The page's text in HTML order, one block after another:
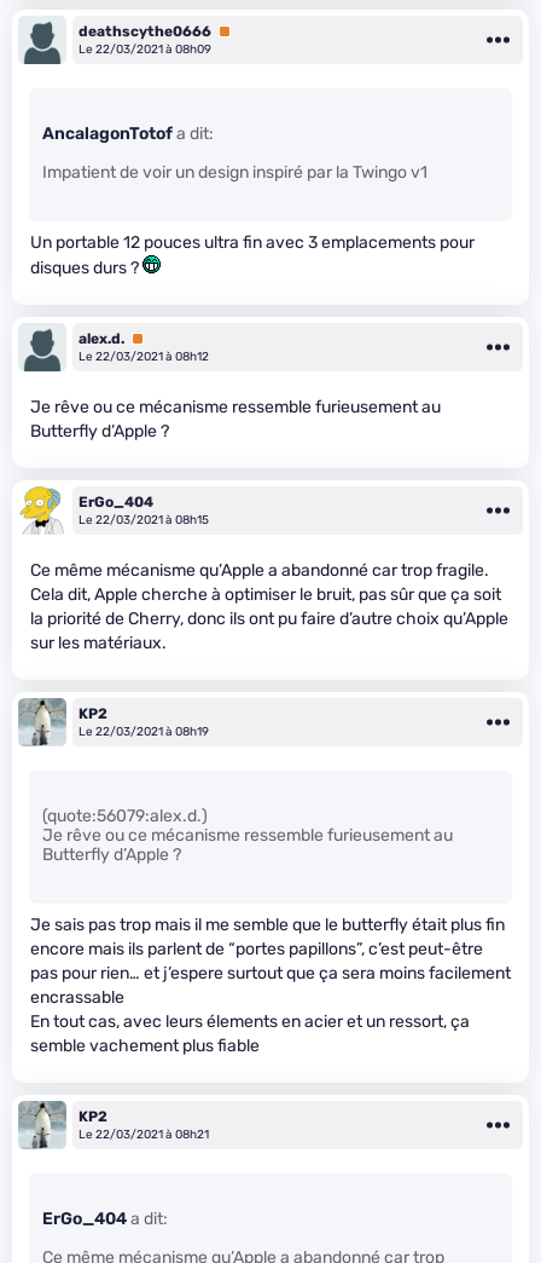
deathscythe0666 Premium
Le 22/03/2021 à 08h09
AncalagonTotofa dit:
Impatient de voir un design inspiré par la Twingo v1
Un portable 12 pouces ultra fin avec 3 emplacements pour
disques durs ?
alex.d. Premium
Le 22/03/2021 à 08h12
Je rêve ou ce mécanisme ressemble furieusement au
Butterfly d’Apple ?
ErGo_404
Le 22/03/2021 à 08h15
Ce même mécanisme qu’Apple a abandonné car trop fragile.
Cela dit, Apple cherche à optimiser le bruit, pas sûr que ça soit
la priorité de Cherry, donc ils ont pu faire d’autre choix qu’Apple
sur les matériaux.
KP2
Le 22/03/2021 à 08h19
(quote:56079:alex.d.)
Je rêve ou ce mécanisme ressemble furieusement au
Butterfly d’Apple ?
Je sais pas trop mais il me semble que le butterfly était plus fin
encore mais ils parlent de “portes papillons”, c’est peut-être
pas pour rien… et j’espere surtout que ça sera moins facilement
encrassable
En tout cas, avec leurs élements en acier et un ressort, ça
semble vachement plus fiable
KP2
Le 22/03/2021 à 08h21
ErGo_404a dit:
Ce même mécanisme qu’Apple a abandonné car trop